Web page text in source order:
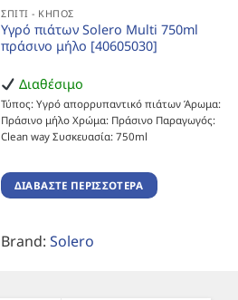
ΣΠΊΤΙ - ΚΉΠΟΣ
Υγρό πιάτων Solero Multi 750ml
πράσινο μήλο [40605030]
Διαθέσιμο
Τύπος: Υγρό απορρυπαντικό πιάτων Άρωμα:
Πράσινο μήλο Χρώμα: Πράσινο Παραγωγός:
Clean way Συσκευασία: 750ml
ΔΙΑΒΆΣΤΕ ΠΕΡΙΣΣΌΤΕΡΑ
Brand: Solero